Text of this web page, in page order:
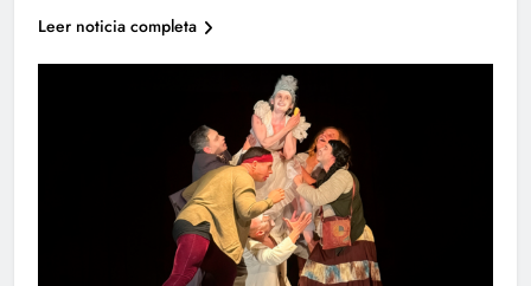
Leer noticia completa